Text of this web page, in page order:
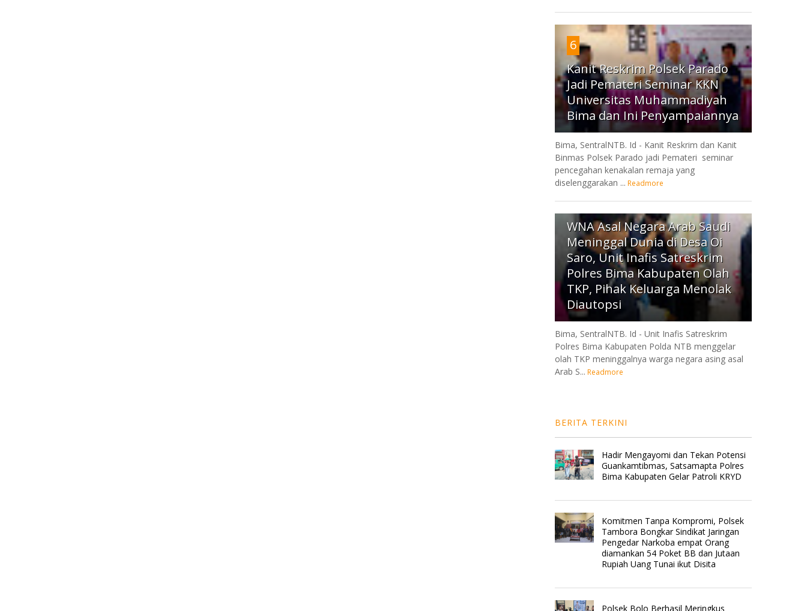
6
Kanit Reskrim Polsek Parado
Jadi Pemateri Seminar KKN
Universitas Muhammadiyah
Bima dan Ini Penyampaiannya
Bima, SentralNTB. Id - Kanit Reskrim dan Kanit
Binmas Polsek Parado jadi Pemateri seminar
pencegahan kenakalan remaja yang
diselenggarakan ... Readmore
7
WNA Asal Negara Arab Saudi
Meninggal Dunia di Desa Oi
Saro, Unit Inafis Satreskrim
Polres Bima Kabupaten Olah
TKP, Pihak Keluarga Menolak
Diautopsi
Bima, SentralNTB. Id - Unit Inafis Satreskrim
Polres Bima Kabupaten Polda NTB menggelar
olah TKP meninggalnya warga negara asing asal
Arab S... Readmore
BERITA TERKINI
Hadir Mengayomi dan Tekan Potensi
Guankamtibmas, Satsamapta Polres
Bima Kabupaten Gelar Patroli KRYD
Komitmen Tanpa Kompromi, Polsek
Tambora Bongkar Sindikat Jaringan
Pengedar Narkoba empat Orang
diamankan 54 Poket BB dan Jutaan
Rupiah Uang Tunai ikut Disita
Polsek Bolo Berhasil Meringkus